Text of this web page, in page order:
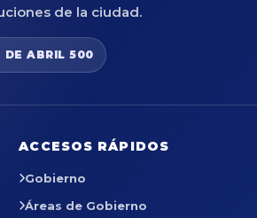
de la ciudad.
DE ABRIL 500
ACCESOS RÁPIDOS
Gobierno
Áreas de Gobierno